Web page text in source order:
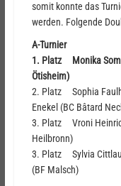
somit konnte das
werden. Folgende
A-Turnier
1. Platz Monika
Ötisheim)
2. Platz Sophia
Enekel (BC Bâtard
3. Platz Vroni
Heilbronn)
3. Platz Sylvia Cittlau
(BF Malsch)